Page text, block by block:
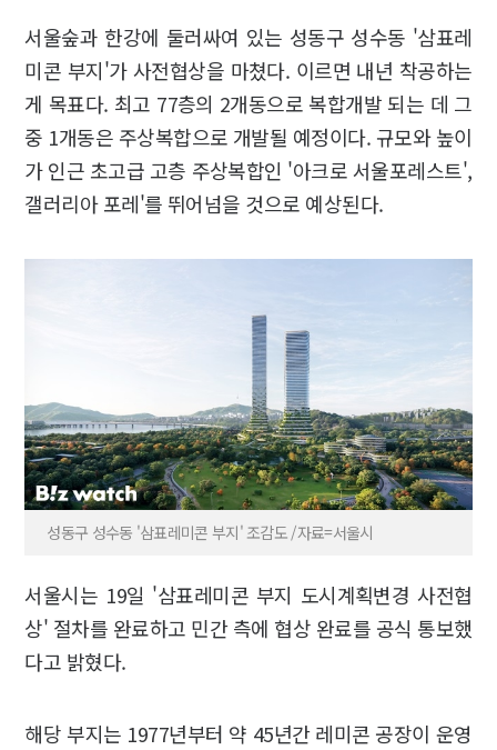
서울숲과 한강에 둘러싸여 있는 성동구 성수동 '삼표레
미콘 부지'가 사전협상을 마쳤다. 이르면 내년 착공하는
게 목표다. 최고 77층의 2개동으로 복합개발 되는 데 그
중 1개동은 주상복합으로 개발될 예정이다. 규모와 높이
가 인근 초고급 고층 주상복합인 '아크로 서울포레스트',
갤러리아 포레'를 뛰어넘을 것으로 예상된다.
성동구 성수동 '삼표레미콘 부지' 조감도 /자료=서울시
서울시는 19일 '삼표레미콘 부지 도시계획변경 사전협
상' 절차를 완료하고 민간 측에 협상 완료를 공식 통보했
다고 밝혔다.
해당 부지는 1977년부터 약 45년간 레미콘 공장이 운영